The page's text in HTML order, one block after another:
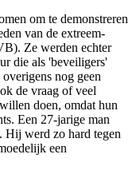
om te demonstreren
van de extreem-
Ze werden echter
die als 'beveiligers'
nog geen
de vraag of veel
doen, omdat hun
Een 27-jarige man
Hij werd zo hard tegen
een